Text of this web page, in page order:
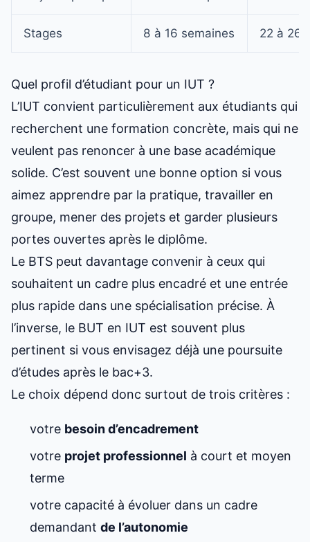
Stages 8 à 16 semaines 22 à 26
Quel profil d’étudiant pour un IUT ?
L’IUT convient particulièrement aux étudiants qui
recherchent une formation concrète, mais qui ne
veulent pas renoncer à une base académique
solide. C’est souvent une bonne option si vous
aimez apprendre par la pratique, travailler en
groupe, mener des projets et garder plusieurs
portes ouvertes après le diplôme.
Le BTS peut davantage convenir à ceux qui
souhaitent un cadre plus encadré et une entrée
plus rapide dans une spécialisation précise. À
l’inverse, le BUT en IUT est souvent plus
pertinent si vous envisagez déjà une poursuite
d’études après le bac+3.
Le choix dépend donc surtout de trois critères :
votre besoin d’encadrement
votre projet professionnel à court et moyen
terme
votre capacité à évoluer dans un cadre
demandant de l’autonomie